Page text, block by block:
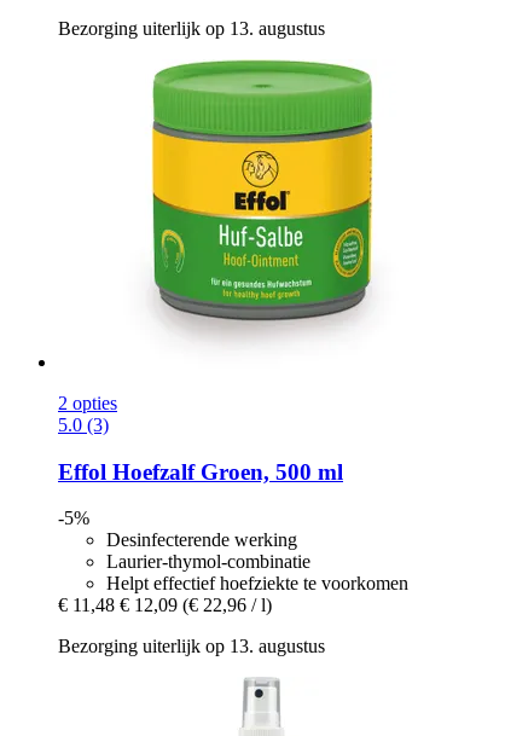
Bezorging uiterlijk op 13. augustus
2 opties
5.0 (3)
Effol Hoefzalf Groen, 500 ml
-5%
Desinfecterende werking
Laurier-thymol-combinatie
Helpt effectief hoefziekte te voorkomen
€ 11,48 € 12,09 (€ 22,96 / l)
Bezorging uiterlijk op 13. augustus